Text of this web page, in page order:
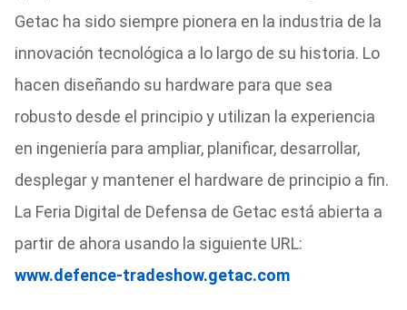
Getac ha sido siempre pionera en la industria de la
innovación tecnológica a lo largo de su historia. Lo
hacen diseñando su hardware para que sea
robusto desde el principio y utilizan la experiencia
en ingeniería para ampliar, planificar, desarrollar,
desplegar y mantener el hardware de principio a fin.
La Feria Digital de Defensa de Getac está abierta a
partir de ahora usando la siguiente URL:
www.defence-tradeshow.getac.com